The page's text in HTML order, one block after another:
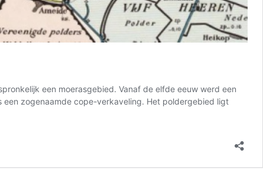
een moerasgebied. Vanaf de elfde eeuw werd een
zogenaamde cope-verkaveling. Het poldergebied ligt